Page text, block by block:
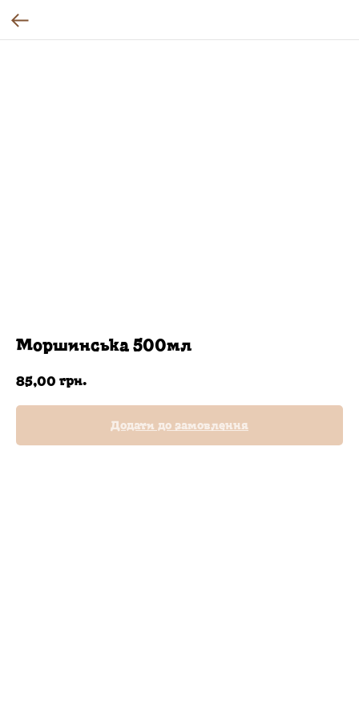
Моршинська 500мл
85,00 грн.
Додати до замовлення